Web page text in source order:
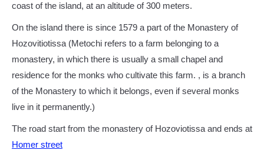
coast of the island, at an altitude of 300 meters.
On the island there is since 1579 a part of the Monastery of
Hozovitiotissa (Metochi refers to a farm belonging to a
monastery, in which there is usually a small chapel and
residence for the monks who cultivate this farm. , is a branch
of the Monastery to which it belongs, even if several monks
live in it permanently.)
The road start from the monastery of Hozoviotissa and ends at
Homer street